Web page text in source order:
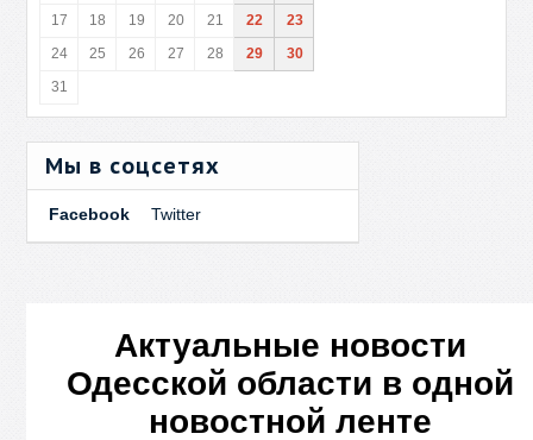
17
18 19 20 21 22
23
24
25 26 27 28 29
30
31
Мы в соцсетях
Facebook Twitter
Актуальные новости
Одесской области в одной
новостной ленте